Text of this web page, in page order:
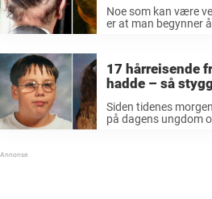
Noe som kan være
er at man begynner
17 hårreisende
hadde – så
Siden tidenes
på dagens ungdom